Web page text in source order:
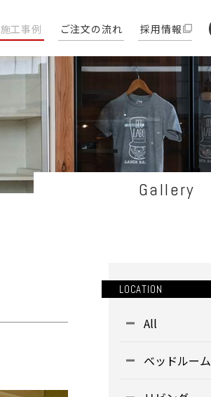
施工事例 ご注文の流れ 採用情報
Gallery
LOCATION
All
ベッドルーム